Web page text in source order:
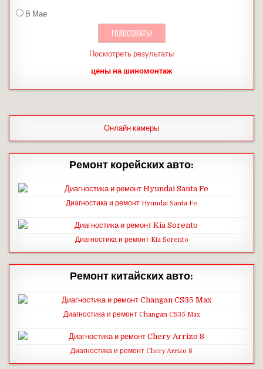
В Мае
Посмотреть результаты
цены на шиномонтаж
Онлайн камеры
Ремонт корейских авто:
Диагностика и ремонт Hyundai Santa Fe
Диагностика и ремонт Kia Sorento
Ремонт китайских авто:
Диагностика и ремонт Changan CS35 Max
Диагностика и ремонт Chery Arrizo 8